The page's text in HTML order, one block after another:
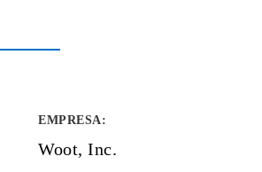
EMPRESA:
Woot, Inc.